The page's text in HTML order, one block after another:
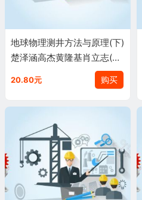
地球物理测井方法与原理(下)
楚泽涵高杰黄隆基肖立志(作
20.80元 购买